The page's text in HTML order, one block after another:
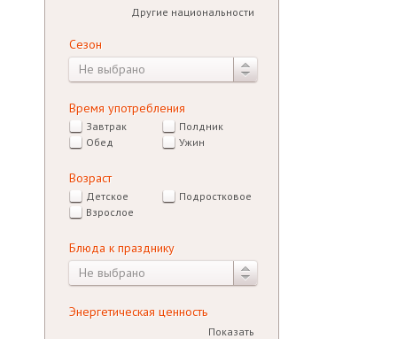
Другие национальности
Сезон
Не выбрано
Время употребления
Завтрак
Полдник
Обед
Ужин
Возраст
Детское
Подростковое
Взрослое
Блюда к празднику
Не выбрано
Энергетическая ценность
Показать